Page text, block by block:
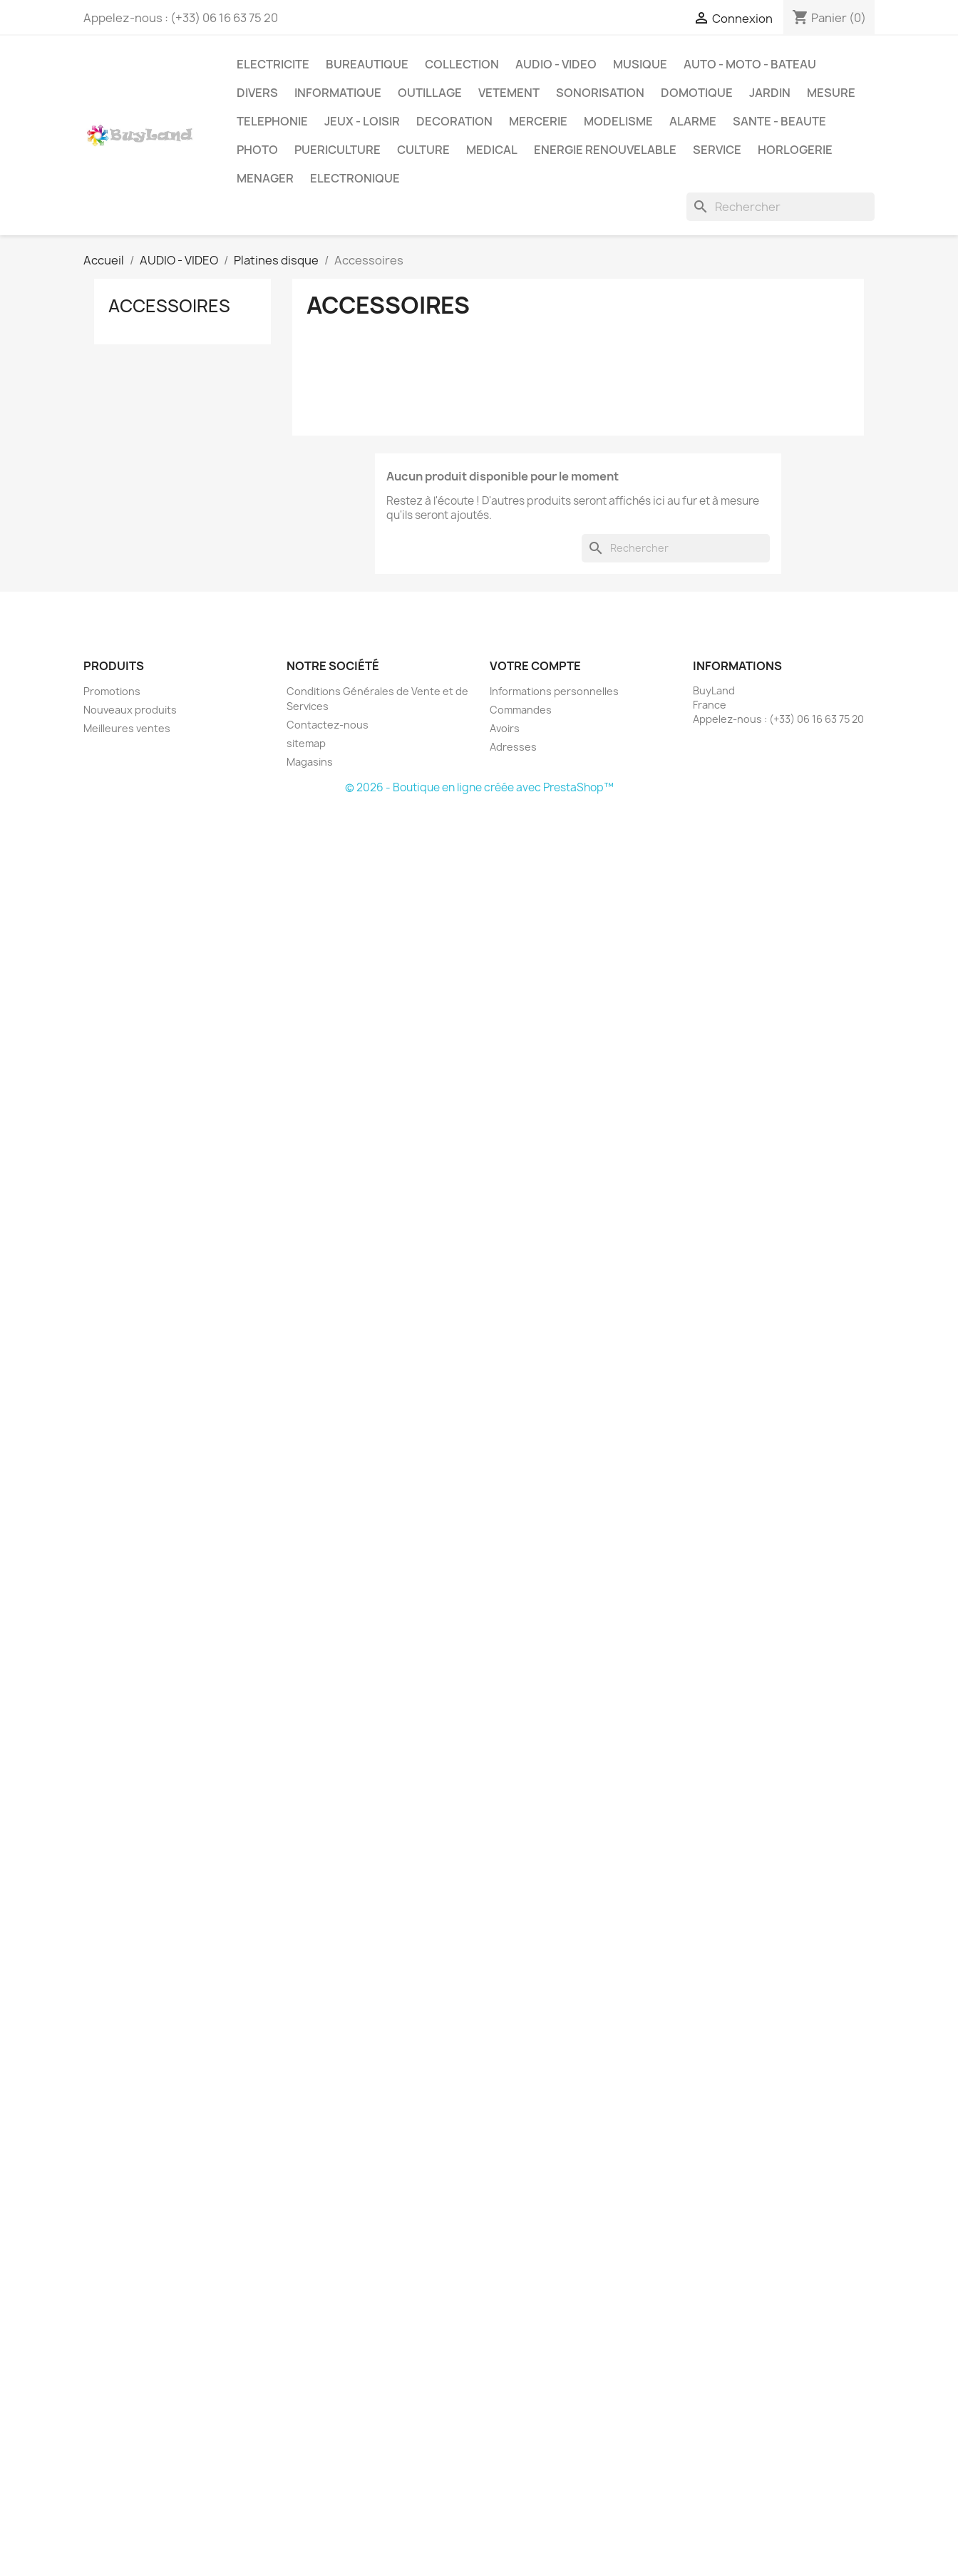
Appelez-nous : (+33) 06 16 63 75 20  Connexion shopping_cart Panier (0)
ELECTRICITE BUREAUTIQUE COLLECTION AUDIO - VIDEO MUSIQUE
AUTO - MOTO - BATEAU
DIVERS
INFORMATIQUE OUTILLAGE VETEMENT SONORISATION DOMOTIQUE JARDIN
MESURE
TELEPHONIE
JEUX - LOISIR DECORATION MERCERIE MODELISME ALARME
SANTE - BEAUTE
PHOTO
PUERICULTURE CULTURE MEDICAL ENERGIE RENOUVELABLE SERVICE
HORLOGERIE
MENAGER
ELECTRONIQUE
search
Accueil AUDIO - VIDEO Platines disque Accessoires
ACCESSOIRES ACCESSOIRES
Aucun produit disponible pour le moment
Restez à l'écoute ! D'autres produits seront affichés ici au fur et à mesure
qu'ils seront ajoutés.
search
PRODUITS
Promotions
Nouveaux produits
Meilleures ventes
NOTRE SOCIÉTÉ
Conditions Générales de Vente et de
Services
Contactez-nous
sitemap
Magasins
VOTRE COMPTE
Informations personnelles
Commandes
Avoirs
Adresses
INFORMATIONS
BuyLand
France
Appelez-nous : (+33) 06 16 63 75 20
© 2026 - Boutique en ligne créée avec PrestaShop™